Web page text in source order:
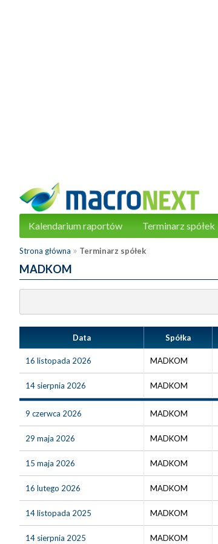
Kalendarium raportów Terminarz spółek
Strona główna » Terminarz spółek
MADKOM
Data Spółka
16 listopada 2026 MADKOM
14 sierpnia 2026 MADKOM
9 czerwca 2026 MADKOM
29 maja 2026 MADKOM
15 maja 2026 MADKOM
16 lutego 2026 MADKOM
14 listopada 2025 MADKOM
14 sierpnia 2025 MADKOM